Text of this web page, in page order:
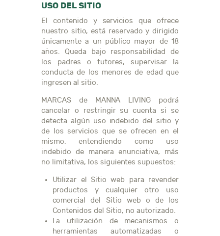
USO DEL SITIO
El contenido y servicios que ofrece
nuestro sitio, está reservado y dirigido
únicamente a un público mayor de 18
años. Queda bajo responsabilidad de
los padres o tutores, supervisar la
conducta de los menores de edad que
ingresen al sitio.
MARCAS de MANNA LIVING podrá
cancelar o restringir su cuenta si se
detecta algún uso indebido del sitio y
de los servicios que se ofrecen en el
mismo, entendiendo como uso
indebido de manera enunciativa, más
no limitativa, los siguientes supuestos:
Utilizar el Sitio web para revender
productos y cualquier otro uso
comercial del Sitio web o de los
Contenidos del Sitio, no autorizado.
La utilización de mecanismos o
herramientas automatizadas o